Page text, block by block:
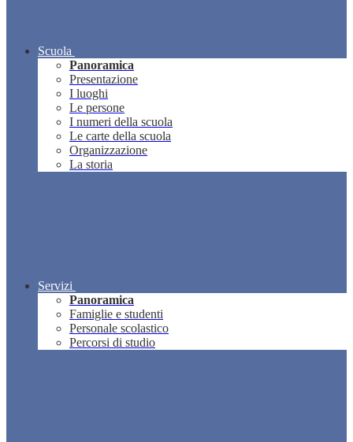
Scuola
Panoramica
Presentazione
I luoghi
Le persone
I numeri della scuola
Le carte della scuola
Organizzazione
La storia
Servizi
Panoramica
Famiglie e studenti
Personale scolastico
Percorsi di studio